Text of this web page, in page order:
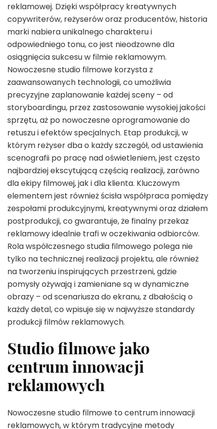
reklamowej. Dzięki współpracy kreatywnych
copywriterów, reżyserów oraz producentów, historia
marki nabiera unikalnego charakteru i
odpowiedniego tonu, co jest nieodzowne dla
osiągnięcia sukcesu w filmie reklamowym.
Nowoczesne studio filmowe korzysta z
zaawansowanych technologii, co umożliwia
precyzyjne zaplanowanie każdej sceny – od
storyboardingu, przez zastosowanie wysokiej jakości
sprzętu, aż po nowoczesne oprogramowanie do
retuszu i efektów specjalnych. Etap produkcji, w
którym reżyser dba o każdy szczegół, od ustawienia
scenografii po pracę nad oświetleniem, jest często
najbardziej ekscytującą częścią realizacji, zarówno
dla ekipy filmowej, jak i dla klienta. Kluczowym
elementem jest również ścisła współpraca pomiędzy
zespołami produkcyjnymi, kreatywnymi oraz działem
postprodukcji, co gwarantuje, że finalny przekaz
reklamowy idealnie trafi w oczekiwania odbiorców.
Rola współczesnego studia filmowego polega nie
tylko na technicznej realizacji projektu, ale również
na tworzeniu inspirujących przestrzeni, gdzie
pomysły ożywają i zamieniane są w dynamiczne
obrazy – od scenariusza do ekranu, z dbałością o
każdy detal, co wpisuje się w najwyższe standardy
produkcji filmów reklamowych.
Studio filmowe jako
centrum innowacji
reklamowych
Nowoczesne studio filmowe to centrum innowacji
reklamowych, w którym tradycyjne metody